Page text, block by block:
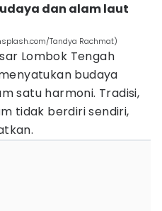
dan alam laut
Tandya Rachmat)
Lombok Tengah
budaya
satu harmoni. Tradisi,
tidak berdiri sendiri,